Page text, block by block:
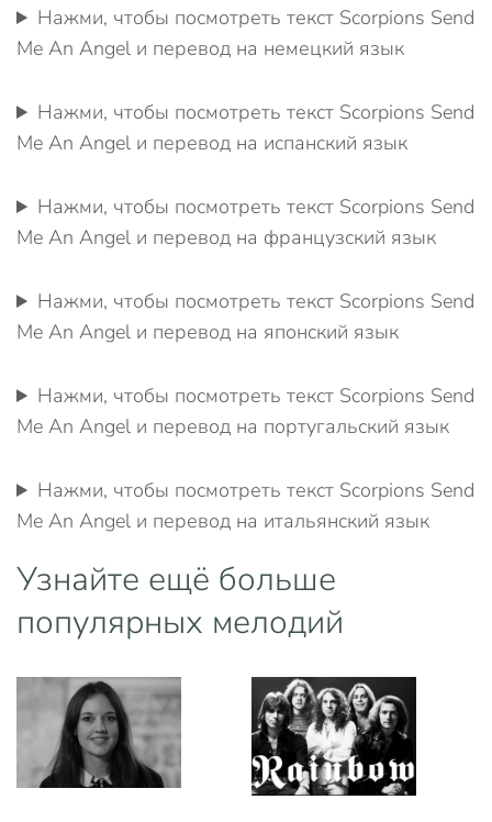
Нажми, чтобы посмотреть текст Scorpions Send
Me An Angel и перевод на немецкий язык
Нажми, чтобы посмотреть текст Scorpions Send
Me An Angel и перевод на испанский язык
Нажми, чтобы посмотреть текст Scorpions Send
Me An Angel и перевод на французский язык
Нажми, чтобы посмотреть текст Scorpions Send
Me An Angel и перевод на японский язык
Нажми, чтобы посмотреть текст Scorpions Send
Me An Angel и перевод на португальский язык
Нажми, чтобы посмотреть текст Scorpions Send
Me An Angel и перевод на итальянский язык
Узнайте ещё больше
популярных мелодий